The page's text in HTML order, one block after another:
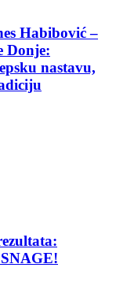
Habibović –
Donje:
nastavu,